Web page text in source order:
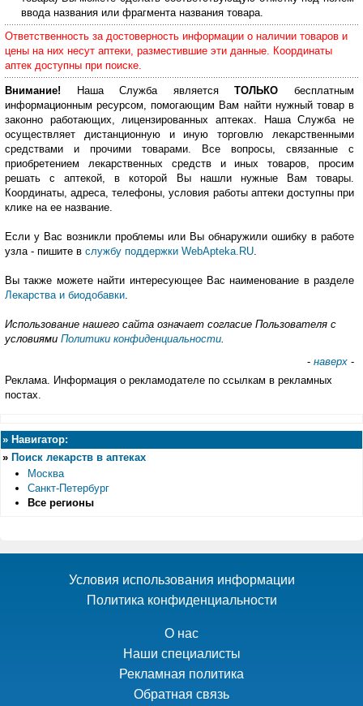
ввода названия или фрагмента названия товара.
Ответственность за достоверность информации о наличии товаров и
цены на них несут аптеки, разместившие эти данные. Координаты
аптек доступны при поиске.
Внимание! Наша Служба являетсяТОЛЬКО бесплатным
информационным ресурсом, помогающим Вам найти нужный товар в
законно работающих, лицензированных аптеках. Наша Служба не
осуществляет дистанционную и иную торговлю лекарственными
средствами и прочими товарами. Все вопросы, связанные с
приобретением лекарственных средств и иных товаров, просим
решать с аптекой, в которой Вы нашли нужные Вам товары.
Координаты, адреса, телефоны, условия работы аптеки доступны при
клике на ее название.
Если у Вас возникли проблемы или Вы обнаружили ошибку в работе
узла - пишите в службу поддержки WebApteka.RU
Вы также можете найти интересующее Вас наименование в разделе
Лекарства и биодобавки
Использование нашего сайта означает согласие Пользователя с
условиями Политики конфиденциальности
- наверх -
Реклама. Информация о рекламодателе по ссылкам в рекламных
постах.
» Навигатор:
» Поиск лекарств в аптеках
Москва
Санкт-Петербург
Все регионы
Условия использования информации
Политика конфиденциальности
О нас
Наши специалисты
Рекламная политика
Обратная связь